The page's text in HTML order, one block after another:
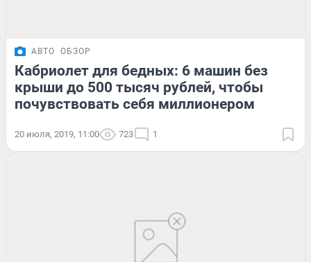
АВТО ОБЗОР
Кабриолет для бедных: 6 машин без
крыши до 500 тысяч рублей, чтобы
почувствовать себя миллионером
20 июля, 2019, 11:00 723 1